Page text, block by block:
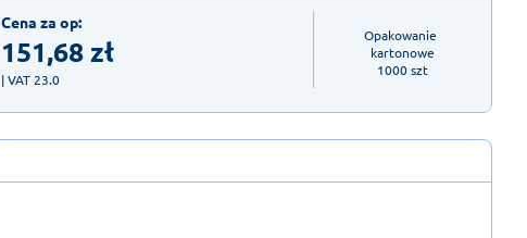
Cena za op:
151,68zł
| VAT 23.0
Opakowanie
kartonowe
1000 szt